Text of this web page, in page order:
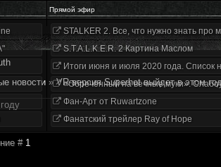
Прямой эфир
STALKER 2. Все, что нужно знать про
S.T.A.L.K.E.R. 2 Картина Маслом
Итоги июня и июля 2020 года. Список
«Обречённый на вечные муки».
Фан-Арт от Ruwartzone
Фанатский трейлер Ray of Hope
новости » VR-версия Superhot выйдет в этом
# 1